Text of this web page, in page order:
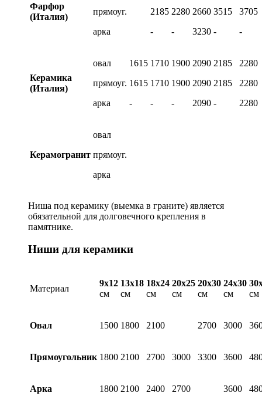
Фарфор
(Италия)
прямоуг.
арка
2185
-
2280
-
2660
3230
3515
-
3705
-
Керамика
(Италия)
овал
прямоуг.
арка
1615
1615
-
1710
1710
-
1900
1900
-
2090
2090
2090
2185
2185
-
2280
2280
2280
Керамогранит
овал
прямоуг.
арка
Ниша под керамику (выемка в граните) является
обязательной для долговечного крепления в
памятнике.
Ниши для керамики
Материал
9х12
см
13х18
см
18х24
см
20х25
см
20х30
см
24х30
см
см
Овал 1500 1800 2100 2700 3000
Прямоугольник 1800 2100 2700 3000 3300 3600
Арка 1800 2100 2400 2700 3600